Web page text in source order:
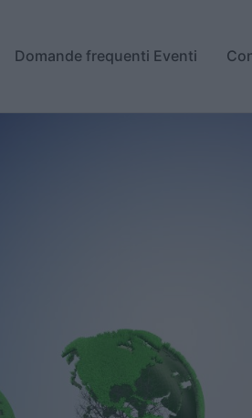
Domande frequenti Eventi